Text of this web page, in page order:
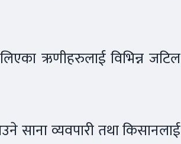
ऋणीहरुलाई विभिन्न जटिल
व्यवपारी तथा किसानलाई